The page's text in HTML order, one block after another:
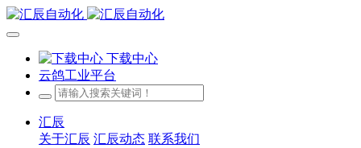
下载中心
云鸽工业平台
汇辰
关于汇辰 汇辰动态 联系我们